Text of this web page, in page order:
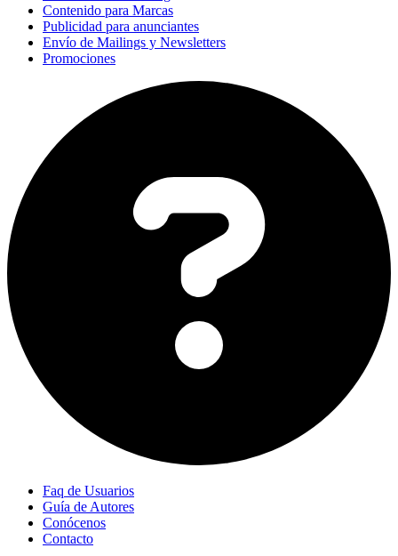
Contenido para Marcas
Publicidad para anunciantes
Envío de Mailings y Newsletters
Promociones
Faq de Usuarios
Guía de Autores
Conócenos
Contacto